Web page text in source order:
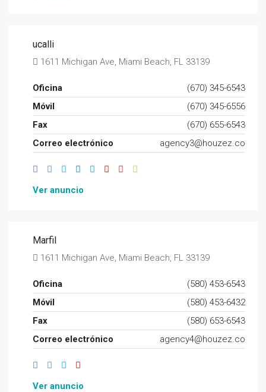
ucalli
1611 Michigan Ave, Miami Beach, FL 33139
Oficina
(670) 345-6543
Móvil
(670) 345-6556
Fax
(670) 655-6543
Correo electrónico
agency3@houzez.co
Ver anuncio
Marfil
1611 Michigan Ave, Miami Beach, FL 33139
Oficina
(580) 453-6543
Móvil
(580) 453-6432
Fax
(580) 653-6543
Correo electrónico
agency4@houzez.co
Ver anuncio